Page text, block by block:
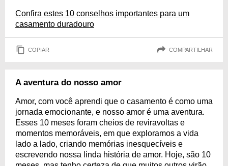
Confira estes 10 conselhos importantes para um
casamento duradouro
COPIAR COMPARTILHAR
A aventura do nosso amor
Amor, com você aprendi que o casamento é como uma
jornada emocionante, e nosso amor é uma aventura.
Esses 10 meses foram cheios de reviravoltas e
momentos memoráveis, em que exploramos a vida
lado a lado, criando memórias inesquecíveis e
escrevendo nossa linda história de amor. Hoje, são 10